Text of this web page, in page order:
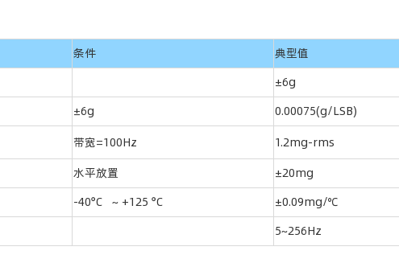
条件
典型值
±6g
±6g
0.00075(g/LSB)
带宽=100Hz
1.2mg-rms
水平放置
±20mg
-40°C ~ +125 °C
±0.09mg/℃
5~256Hz